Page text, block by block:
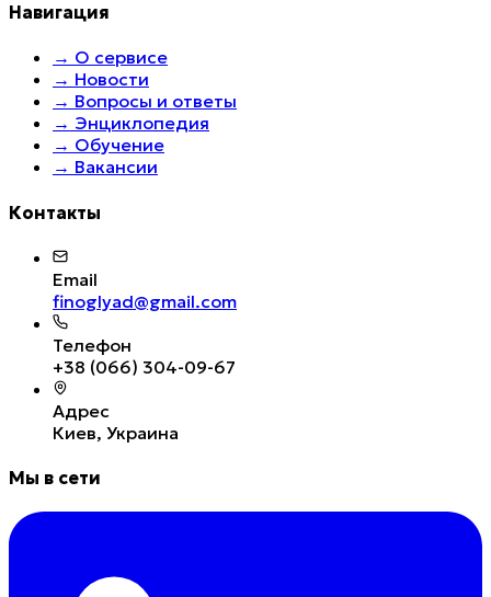
Навигация
→ О сервисе
→ Новости
→ Вопросы и ответы
→ Энциклопедия
→ Обучение
→ Вакансии
Контакты
Email
finoglyad@gmail.com
Телефон
+38 (066) 304-09-67
Адрес
Киев, Украина
Мы в сети